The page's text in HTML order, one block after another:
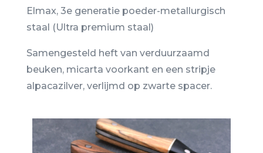
Elmax, 3e generatie poeder-metallurgisch
staal (Ultra premium staal)
Samengesteld heft van verduurzaamd
beuken, micarta voorkant en een stripje
alpacazilver, verlijmd op zwarte spacer.